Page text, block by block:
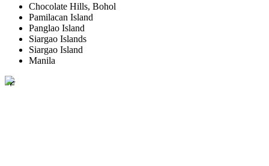
Chocolate Hills, Bohol
Pamilacan Island
Panglao Island
Siargao Islands
Siargao Island
Manila